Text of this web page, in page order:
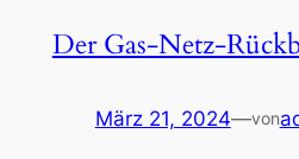
Der Gas-Netz-
März 21, 2024—von